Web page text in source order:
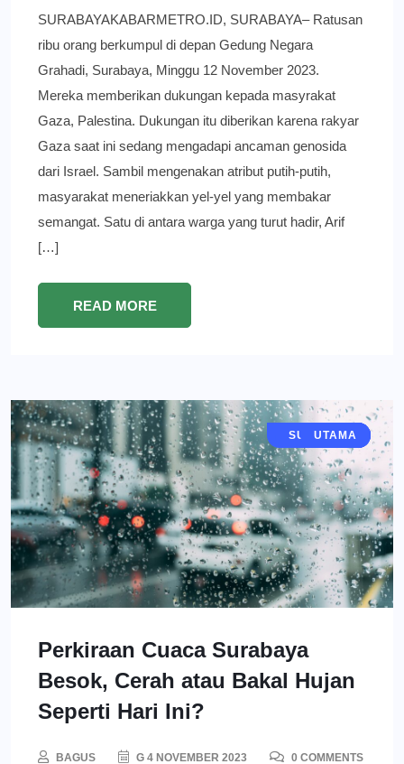
SURABAYAKABARMETRO.ID, SURABAYA– Ratusan
ribu orang berkumpul di depan Gedung Negara
Grahadi, Surabaya, Minggu 12 November 2023.
Mereka memberikan dukungan kepada masyrakat
Gaza, Palestina. Dukungan itu diberikan karena rakyar
Gaza saat ini sedang mengadapi ancaman genosida
dari Israel. Sambil mengenakan atribut putih-putih,
masyarakat meneriakkan yel-yel yang membakar
semangat. Satu di antara warga yang turut hadir, Arif
[…]
READ MORE
BERITA
JAWA TIMUR
SURABAYA
UTAMA
Perkiraan Cuaca Surabaya
Besok, Cerah atau Bakal Hujan
Seperti Hari Ini?
BAGUS G 4 NOVEMBER 2023 0 COMMENTS